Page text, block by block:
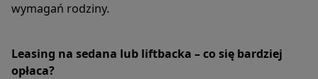
wymagań rodziny.
Leasing na sedana lub liftbacka – co się bardziej
opłaca?